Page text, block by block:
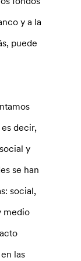
y a la
puede
decir,
y
se han
social,
medio
las